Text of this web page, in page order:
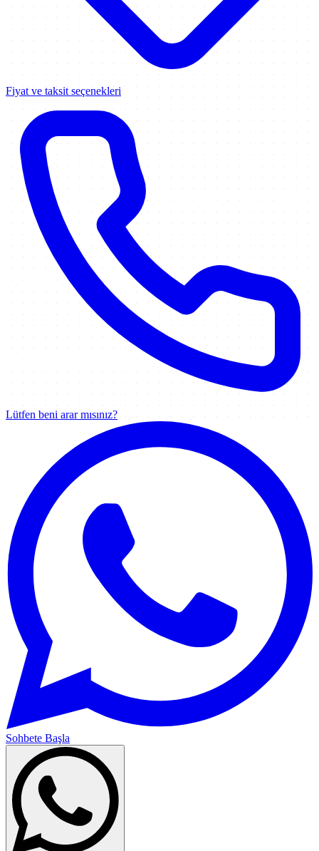
Fiyat ve taksit seçenekleri
Lütfen beni arar mısınız?
Sohbete Başla